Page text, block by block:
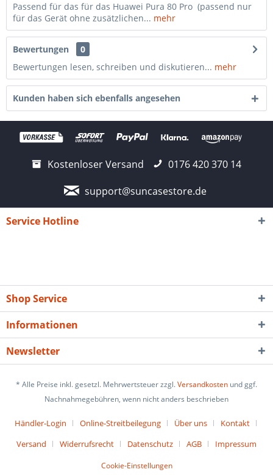
Passend für das für das Huawei Pura 80 Pro (passend nur
für das Gerät ohne zusätzlichen... mehr
Bewertungen
0
Bewertungen lesen, schreiben und diskutieren... mehr
Kunden haben sich ebenfalls angesehen
Kostenloser Versand
0176 420 370 14
support@suncasestore.de
Service Hotline
Shop Service
Informationen
Newsletter
* Alle Preise inkl. gesetzl. Mehrwertsteuer zzgl.Versandkosten und ggf.
Nachnahmegebühren, wenn nicht anders beschrieben
Händler-Login Online-Streitbeilegung Über uns
Kontakt
Versand
Widerrufsrecht Datenschutz AGB Impressum
Cookie-Einstellungen